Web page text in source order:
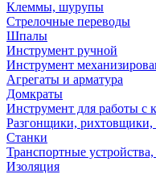
Клеммы, шурупы
Стрелочные переводы
Шпалы
Инструмент ручной
Инструмент
Агрегаты и арматура
Домкраты
Инструмент для работы с
Разгонщики, рихтовщики,
Станки
Транспортные
Изоляция